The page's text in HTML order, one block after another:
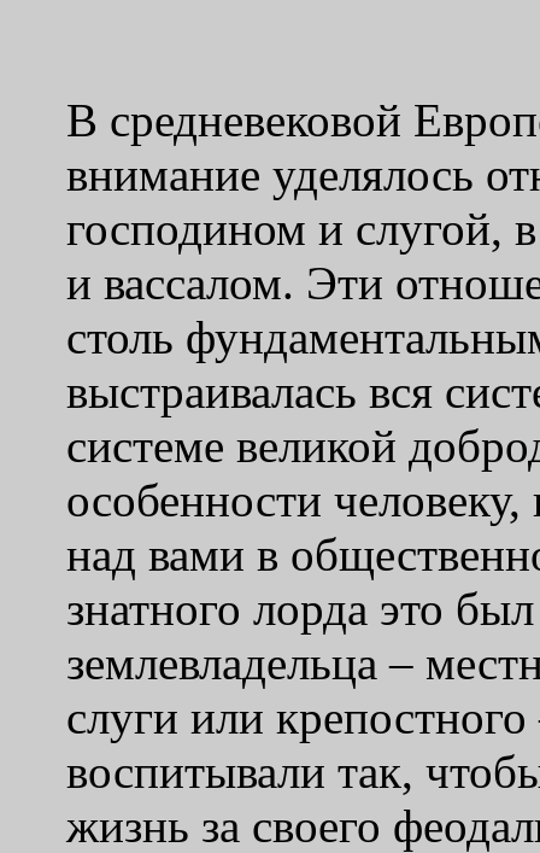
В средневековой
внимание уделялось
господином и слугой,
и вассалом. Эти
столь
выстраивалась вся
системе великой
особенности
над вами в
знатного лорда это
землевладельца –
слуги или
воспитывали так,
жизнь за своего